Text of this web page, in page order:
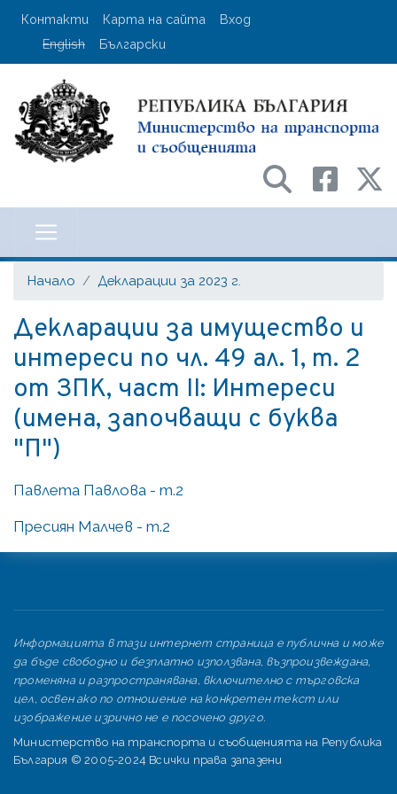
Премини
User account menu
Контакти Карта на сайта
Вход
English
Български
на транспорта
Начало Декларации за 2023 г.
Декларации за имущество и
интереси по чл. 49 ал. 1, т. 2
от ЗПК, част II: Интереси
(имена, започващи с буква
"П")
Павлета Павлова - т.2
Пресиян Малчев - т.2
Информацията в тази интернет страница е публична и може
да бъде свободно и безплатно използвана, възпроизвеждана,
променяна и разпространявана, включително с търговска
цел, освен ако по отношение на конкретен текст или
изображение изрично не е посочено друго.
Министерство на транспорта и съобщенията на Република
България © 2005-2024 Всички права запазени